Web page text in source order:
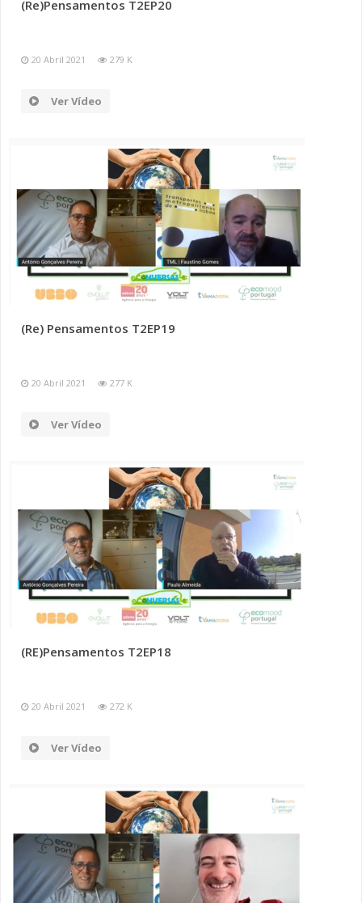
(Re)Pensamentos T2EP20
20 Abril 2021 279 K
Ver Vídeo
(Re) Pensamentos T2EP19
20 Abril 2021 277 K
Ver Vídeo
(RE)Pensamentos T2EP18
20 Abril 2021 272 K
Ver Vídeo